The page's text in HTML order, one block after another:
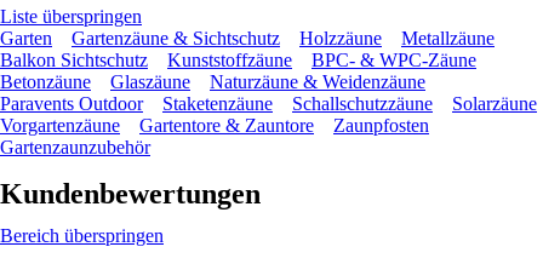
Liste überspringen
Garten
Gartenzäune & Sichtschutz Holzzäune
Metallzäune
Balkon Sichtschutz
Kunststoffzäune
BPC- & WPC-Zäune
Betonzäune
Glaszäune
Naturzäune & Weidenzäune
Paravents Outdoor
Staketenzäune Schallschutzzäune
Solarzäune
Vorgartenzäune
Gartentore & Zauntore
Zaunpfosten
Gartenzaunzubehör
Kundenbewertungen
Bereich überspringen